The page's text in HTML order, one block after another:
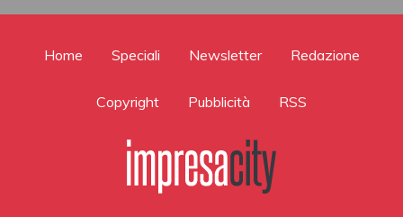
Home Speciali Newsletter Redazione
Copyright Pubblicità RSS